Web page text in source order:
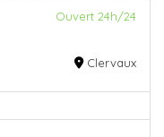
Ouvert 24h/24
Clervaux